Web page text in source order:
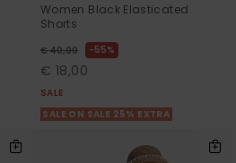
Women Black Elasticated
Shorts
€ 40,00 55%
€ 18,00
SALE
SALE ON SALE 25% EXTRA